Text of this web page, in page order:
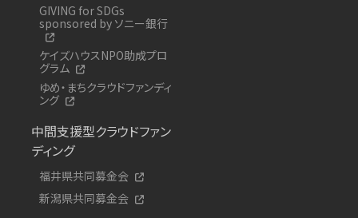
GIVING for SDGs
sponsored by ソニー銀行
ケイズハウスNPO助成プロ
グラム
ゆめ・まちクラウドファンディ
ング
中間支援型クラウドファン
ディング
福井県共同募金会
新潟県共同募金会